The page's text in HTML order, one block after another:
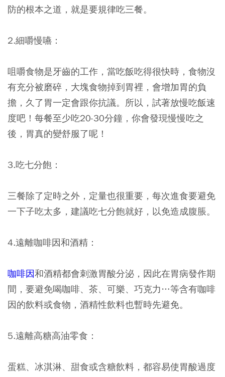
防的根本之道，就是要規律吃三餐。
2.細嚼慢嚥：
咀嚼食物是牙齒的工作，當吃飯吃得很快時，食物沒
有充分被磨碎，大塊食物掉到胃裡，會增加胃的負
擔，久了胃一定會跟你抗議。所以，試著放慢吃飯速
度吧！每餐至少吃20-30分鐘，你會發現慢慢吃之
後，胃真的變舒服了呢！
3.吃七分飽：
三餐除了定時之外，定量也很重要，每次進食要避免
一下子吃太多，建議吃七分飽就好，以免造成腹脹。
4.遠離咖啡因和酒精：
咖啡因和酒精都會刺激胃酸分泌，因此在胃病發作期
間，要避免喝咖啡、茶、可樂、巧克力…等含有咖啡
因的飲料或食物，酒精性飲料也暫時先避免。
5.遠離高糖高油零食：
蛋糕、冰淇淋、甜食或含糖飲料，都容易使胃酸過度